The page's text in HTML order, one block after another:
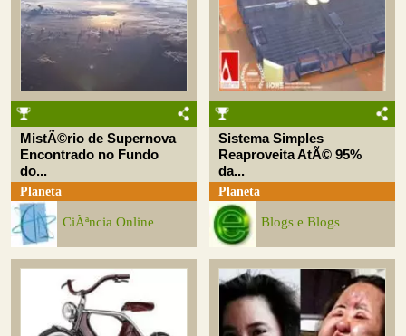
MistÃ©rio de Supernova
Encontrado no Fundo
do...
Planeta
CiÃªncia Online
Sistema Simples
Reaproveita AtÃ© 95%
da...
Planeta
Blogs e Blogs